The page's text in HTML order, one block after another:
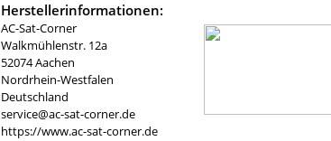
Herstellerinformationen:
AC-Sat-Corner
Walkmühlenstr. 12a
52074 Aachen
Nordrhein-Westfalen
Deutschland
service@ac-sat-corner.de
https://www.ac-sat-corner.de